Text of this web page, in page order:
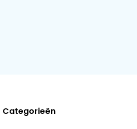
Categorieën